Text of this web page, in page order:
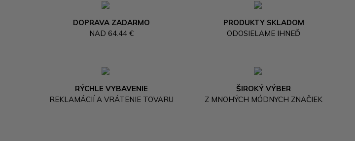
DOPRAVA ZADARMO
NAD 64.44 €
PRODUKTY SKLADOM
ODOSIELAME IHNEĎ
RÝCHLE VYBAVENIE
REKLAMÁCIÍ A VRÁTENIE TOVARU
ŠIROKÝ VÝBER
Z MNOHÝCH MÓDNYCH ZNAČIEK